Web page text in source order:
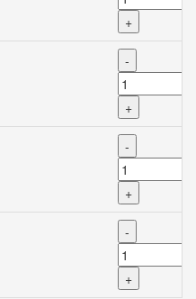
+
-
+
-
+
-
+